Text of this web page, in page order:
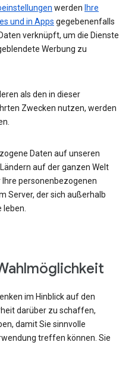
werden Ihre
und in Apps gegebenenfalls
verknüpft, um die Dienste
Werbung zu
als den in dieser
Zwecken nutzen, werden
Daten auf unseren
auf der ganzen Welt
personenbezogenen
Server, der sich außerhalb
leben.
im Hinblick auf den
darüber zu schaffen,
damit Sie sinnvolle
treffen können. Sie